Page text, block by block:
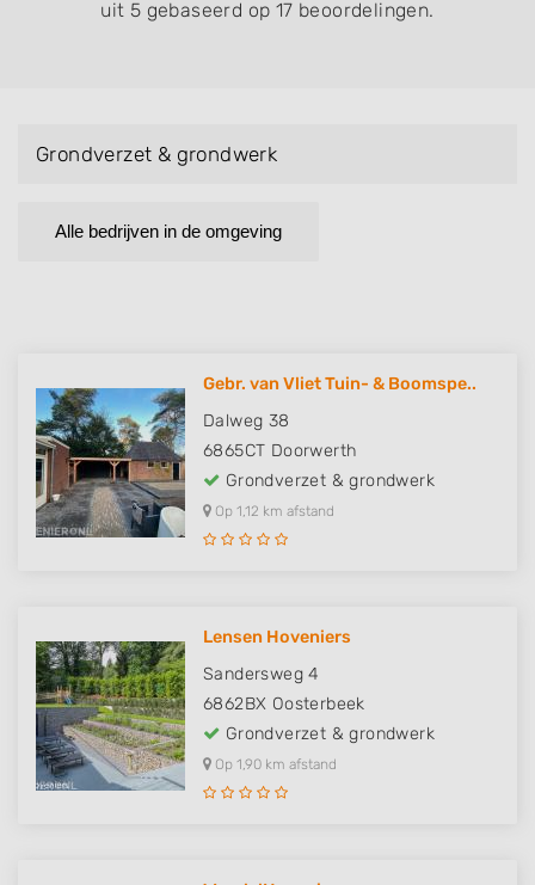
uit 5 gebaseerd op 17 beoordelingen.
Grondverzet & grondwerk
Alle bedrijven in de omgeving
Gebr. van Vliet Tuin- & Boomspe..
Dalweg 38
6865CT Doorwerth
Grondverzet & grondwerk
Op 1,12 km afstand
Lensen Hoveniers
Sandersweg 4
6862BX Oosterbeek
Grondverzet & grondwerk
Op 1,90 km afstand